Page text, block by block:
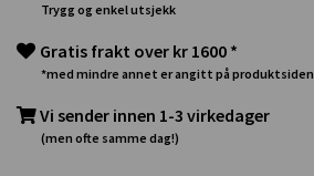
Trygg og enkel utsjekk
Gratis frakt over kr 1600 *
*med mindre annet er angitt på produktsiden
Vi sender innen 1-3 virkedager
(men ofte samme dag!)